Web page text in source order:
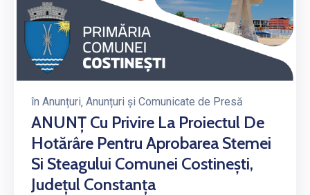
în Anunțuri‚ Anunțuri și Comunicate de Presă
ANUNȚ Cu Privire La Proiectul De
Hotărâre Pentru Aprobarea Stemei
Si Steagului Comunei Costinești,
Județul Constanța